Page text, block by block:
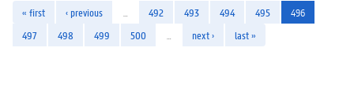
« first ‹ previous 492 493 494 495
496
497
498 499 500 next › last »